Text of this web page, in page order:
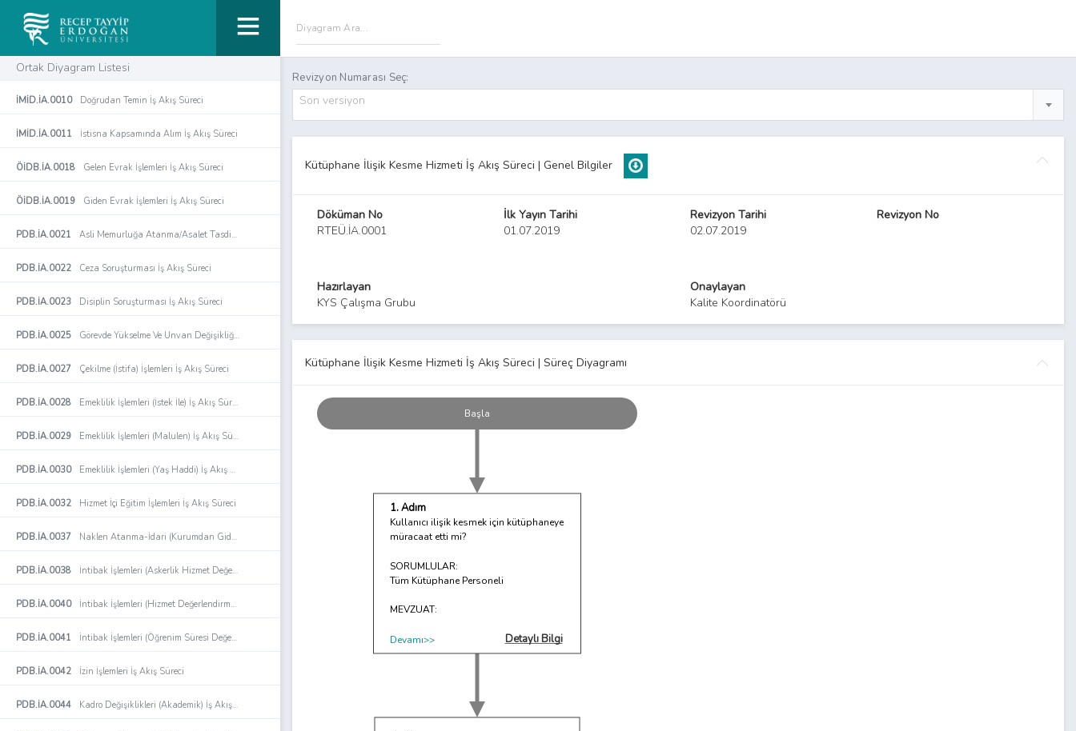
Ortak Diyagram Listesi
İMİD.İA.0010 Doğrudan Temin İş Akış Süreci
İMİD.İA.0011 İstisna Kapsamında Alım İş Akış Süreci
ÖİDB.İA.0018 Gelen Evrak İşlemleri İş Akış Süreci
ÖİDB.İA.0019 Giden Evrak İşlemleri İş Akış Süreci
PDB.İA.0021 Asli Memurluğa Atanma/Asalet Tasdiki İşlemi İş Akış Süreci
PDB.İA.0022 Ceza Soruşturması İş Akış Süreci
PDB.İA.0023 Disiplin Soruşturması İş Akış Süreci
PDB.İA.0025 Görevde Yükselme Ve Unvan Değişikliği İşlemi İş Akış Süreci
PDB.İA.0027 Çekilme (İstifa) İşlemleri İş Akış Süreci
PDB.İA.0028 Emeklilik İşlemleri (İstek İle) İş Akış Süreci
PDB.İA.0029 Emeklilik İşlemleri (Malulen) İş Akış Süreci
PDB.İA.0030 Emeklilik İşlemleri (Yaş Haddi) İş Akış Süreci
PDB.İA.0032 Hizmet İçi Eğitim İşlemleri İş Akış Süreci
PDB.İA.0037 Naklen Atanma-İdari (Kurumdan Giden) İşlemi İş Akış Süreci
PDB.İA.0038 İntibak İşlemleri (Askerlik Hizmet Değerlendirme) İş Akış Süreci
PDB.İA.0040 İntibak İşlemleri (Hizmet Değerlendirme) İş Akış Süreci
PDB.İA.0041 İntibak İşlemleri (Öğrenim Süresi Değerlendirme) İş Akış Süreci
PDB.İA.0042 İzin İşlemleri İş Akış Süreci
PDB.İA.0044 Kadro Değişiklikleri (Akademik) İş Akış Süreci
Revizyon Numarası Seç:
Son versiyon
Kütüphane İlişik Kesme Hizmeti İş Akış Süreci | Genel Bilgiler
Döküman No
RTEÜ.İA.0001
İlk Yayın Tarihi
01.07.2019
Revizyon Tarihi
02.07.2019
Revizyon No
Hazırlayan
KYS Çalışma Grubu
Onaylayan
Kalite Koordinatörü
Kütüphane İlişik Kesme Hizmeti İş Akış Süreci | Süreç Diyagramı
1. Adım
Kullanıcı ilişik kesmek için kütüphaneye
müracaat etti mi?
SORUMLULAR:
Tüm Kütüphane Personeli
MEVZUAT:
Detaylı Bilgi
Devamı>>
Başla